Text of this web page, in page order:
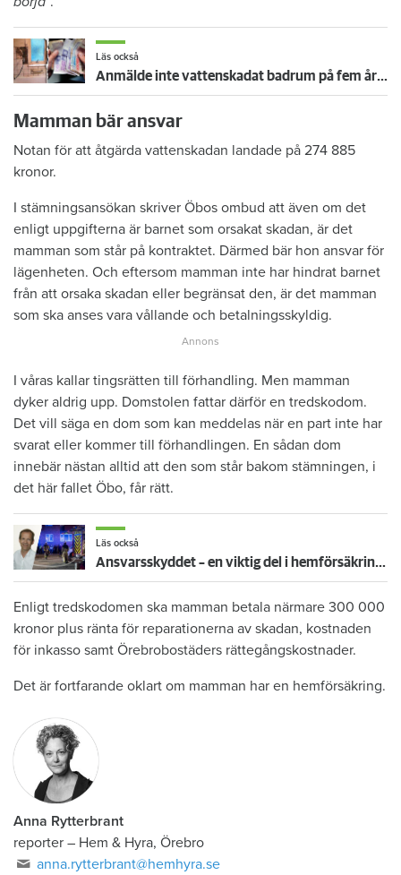
Läs också
Anmälde inte vattenskadat badrum på fem år – krävs på 125 000 kronor
Mamman bär ansvar
Notan för att åtgärda vattenskadan landade på 274 885
kronor.
I stämningsansökan skriver Öbos ombud att även om det
enligt uppgifterna är barnet som orsakat skadan, är det
mamman som står på kontraktet. Därmed bär hon ansvar för
lägenheten. Och eftersom mamman inte har hindrat barnet
från att orsaka skadan eller begränsat den, är det mamman
som ska anses vara vållande och betalningsskyldig.
I våras kallar tingsrätten till förhandling. Men mamman
dyker aldrig upp. Domstolen fattar därför en tredskodom.
Det vill säga en dom som kan meddelas när en part inte har
svarat eller kommer till förhandlingen. En sådan dom
innebär nästan alltid att den som står bakom stämningen, i
det här fallet Öbo, får rätt.
Läs också
Ansvarsskyddet – en viktig del i hemförsäkringen
Enligt tredskodomen ska mamman betala närmare 300 000
kronor plus ränta för reparationerna av skadan, kostnaden
för inkasso samt Örebrobostäders rättegångskostnader.
Det är fortfarande oklart om mamman har en hemförsäkring.
Anna Rytterbrant
reporter – Hem & Hyra, Örebro
anna.rytterbrant@hemhyra.se